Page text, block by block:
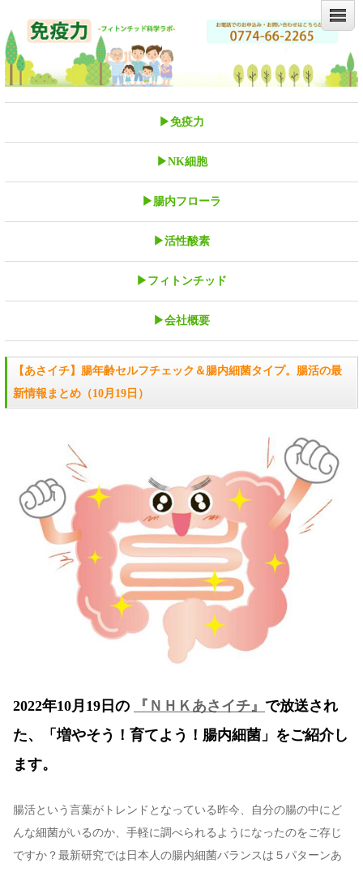
▶免疫力
▶NK細胞
▶腸内フローラ
▶活性酸素
▶フィトンチッド
▶会社概要
【あさイチ】腸年齢セルフチェック＆腸内細菌タイプ。腸活の最
新情報まとめ（10月19日）
2022年10月19日の 『ＮＨＫあさイチ』 で放送され
た、「増やそう！育てよう！腸内細菌」をご紹介し
ます。
腸活という言葉がトレンドとなっている昨今、自分の腸の中にど
んな細菌がいるのか、手軽に調べられるようになったのをご存じ
ですか？最新研究では日本人の腸内細菌バランスは５パターンあ